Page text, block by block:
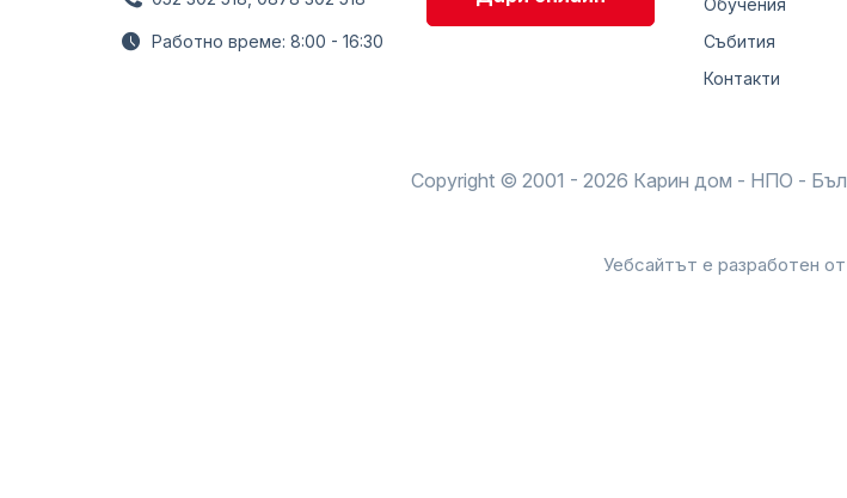
Работно време: 8:00 - 16:30
Обучения
Събития
Контакти
Copyright © 2001 - 2026 Карин дом - НПО -
Уебсайтът е разработен от